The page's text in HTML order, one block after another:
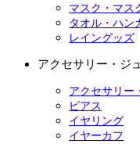
マスク・マス
タオル・ハン
レイングッズ
アクセサリー・ジ
アクセサリー
ピアス
イヤリング
イヤーカフ